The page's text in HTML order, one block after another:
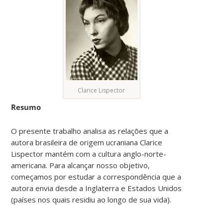
Clarice Lispector
Resumo
O presente trabalho analisa as relações que a
autora brasileira de origem ucraniana Clarice
Lispector mantém com a cultura anglo-norte-
americana. Para alcançar nosso objetivo,
começamos por estudar a correspondência que a
autora envia desde a Inglaterra e Estados Unidos
(países nos quais residiu ao longo de sua vida).